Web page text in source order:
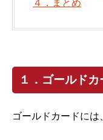
４．まとめ
１．ゴールド
ゴールドカードには